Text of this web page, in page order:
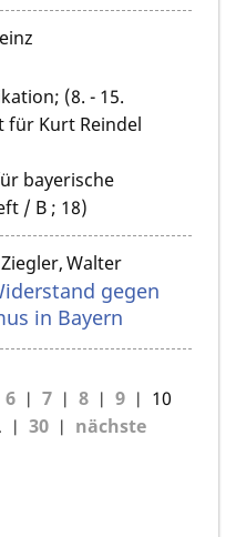
(8. - 15.
für Kurt Reindel
bayerische
/ B ; 18)
Walter
gegen
in Bayern
6 7 8 9
10
30 nächste